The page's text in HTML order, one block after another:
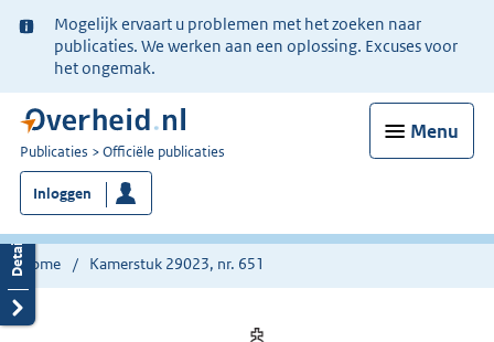
Ter
informatie:
Mogelijk ervaart u problemen met het zoeken naar
publicaties. We werken aan een oplossing. Excuses voor
het ongemak.
Menu
U
bent
nu
hier:
Publicaties Officiële publicaties
Inloggen
Home Kamerstuk 29023, nr. 651